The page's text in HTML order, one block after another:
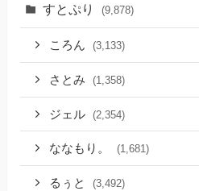
すとぷり (9,878)
ころん (3,133)
さとみ (1,358)
ジェル (2,354)
ななもり。 (1,681)
るぅと (3,492)